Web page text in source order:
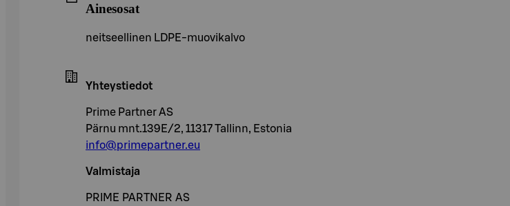
Ainesosat
neitseellinen LDPE-muovikalvo
Yhteystiedot
Prime Partner AS
Pärnu mnt.139E/2, 11317 Tallinn, Estonia
info@primepartner.eu
Valmistaja
PRIME PARTNER AS